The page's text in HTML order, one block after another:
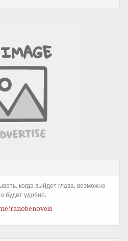
когда выйдет глава, возможно
будет удобно.
ranobenovels